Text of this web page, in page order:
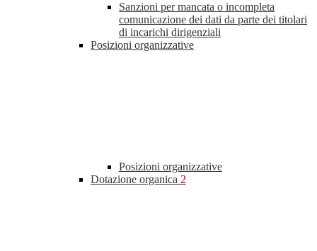
Sanzioni per mancata o incompleta
comunicazione dei dati da parte dei titolari
di incarichi dirigenziali
Posizioni organizzative
Posizioni organizzative
Dotazione organica 2